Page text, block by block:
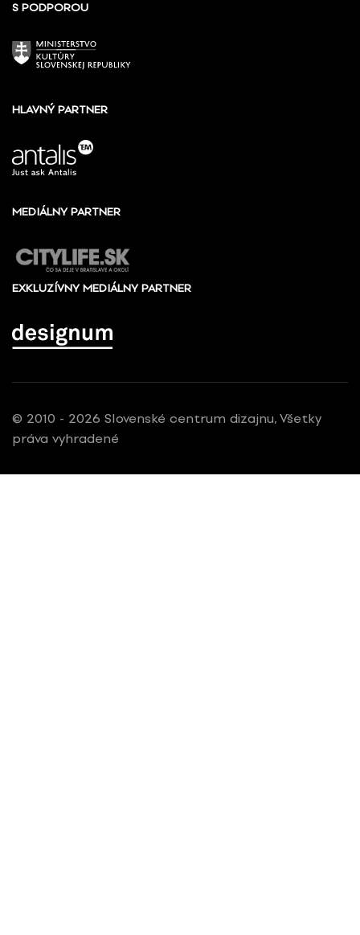
S PODPOROU
HLAVNÝ PARTNER
MEDIÁLNY PARTNER
EXKLUZÍVNY MEDIÁLNY PARTNER
© 2010 - 2026 Slovenské centrum dizajnu, Všetky
práva vyhradené